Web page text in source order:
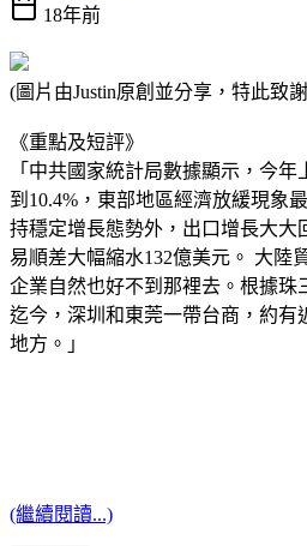
18年前
(圖片由Justin原創並分享，特此致
《重點及短評》
「中共國家統計局數據顯示，今
到10.4%，東部地區經濟放緩現象
持穩定增長態勢外，出口增長大大
易順差大幅縮水132億美元。 大陸
企業自然也好不到那裡去。根據珠
迄今，深圳和東莞一帶台商，約有
地方。」
(繼續閱讀...)